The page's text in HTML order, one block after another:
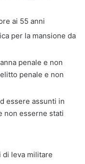
ai 55 anni
per la mansione da
penale e non
penale e non
essere assunti in
non esserne stati
leva militare